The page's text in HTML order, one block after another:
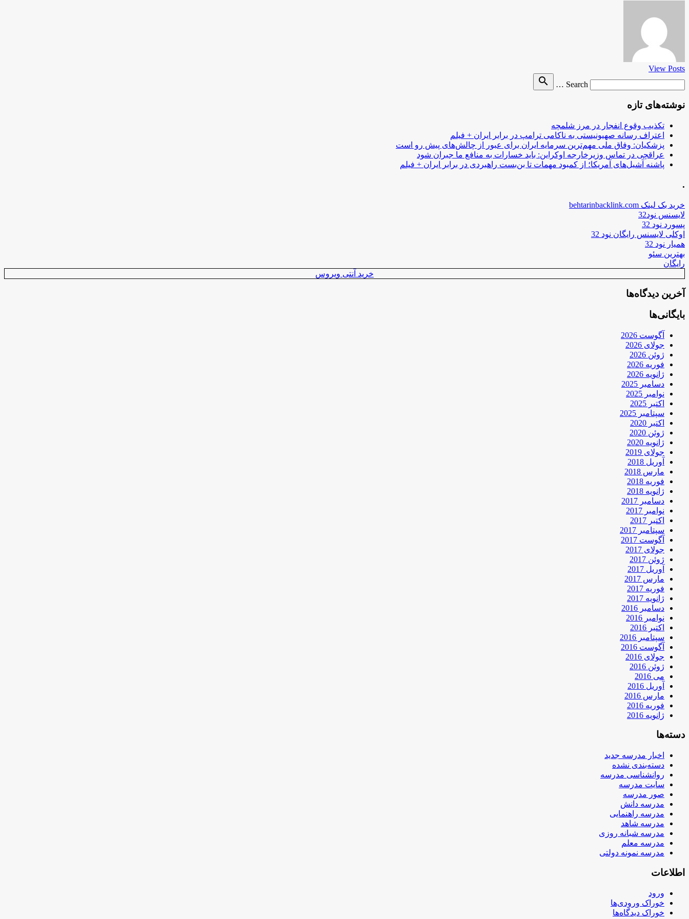
View Posts
Search …
search
نوشته‌های تازه
تکذیب وقوع انفجار در مرز شلمچه
اعتراف رسانه صهیونیستی به ناکامی ترامپ در برابر ایران + فیلم
پزشکیان: وفاق ملی مهم‌ترین سرمایه ایران برای عبور از چالش‌های پیش رو است
عراقچی در تماس وزیرخارجه اوکراین: باید خسارات به منافع ما جبران شود
پاشنه آشیل‌های آمریکا؛ از کمبود مهمات تا بن‌بست راهبردی در برابر ایران + فیلم
.
خرید بک لینک behtarinbacklink.com
لایسنس نود32
پسورد نود 32
اوکلی لایسنس رایگان نود 32
همیار نود 32
بهترین سئو
رایگان
خرید آنتی ویروس
آخرین دیدگاه‌ها
بایگانی‌ها
آگوست 2026
جولای 2026
ژوئن 2026
فوریه 2026
ژانویه 2026
دسامبر 2025
نوامبر 2025
اکتبر 2025
سپتامبر 2025
اکتبر 2020
ژوئن 2020
ژانویه 2020
جولای 2019
آوریل 2018
مارس 2018
فوریه 2018
ژانویه 2018
دسامبر 2017
نوامبر 2017
اکتبر 2017
سپتامبر 2017
آگوست 2017
جولای 2017
ژوئن 2017
آوریل 2017
مارس 2017
فوریه 2017
ژانویه 2017
دسامبر 2016
نوامبر 2016
اکتبر 2016
سپتامبر 2016
آگوست 2016
جولای 2016
ژوئن 2016
می 2016
آوریل 2016
مارس 2016
فوریه 2016
ژانویه 2016
دسته‌ها
اخبار مدرسه جدید
دسته‌بندی نشده
روانشناسی مدرسه
سایت مدرسه
صور مدرسه
مدرسه دانش
مدرسه راهنمایی
مدرسه شاهد
مدرسه شبانه روزی
مدرسه معلم
مدرسه نمونه دولتی
اطلاعات
ورود
خوراک ورودی‌ها
خوراک دیدگاه‌ها